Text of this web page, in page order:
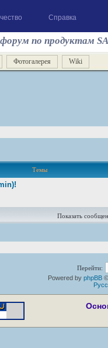
Справка
по продуктам
Фотогалерея Wiki
Темы
Показать
Перейти:
Powered by phpBB